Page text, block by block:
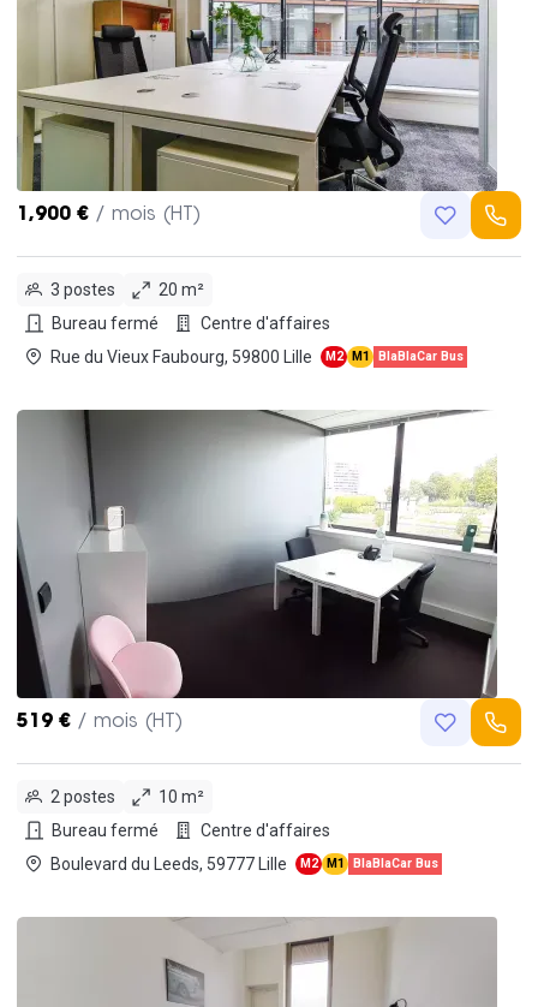
1,900 € / mois (HT)
3 postes
20 m²
Bureau fermé
Centre d'affaires
Rue du Vieux Faubourg, 59800 Lille
M2 M1 BlaBlaCar Bus
519 € / mois (HT)
2 postes
10 m²
Bureau fermé
Centre d'affaires
Boulevard du Leeds, 59777 Lille
M2 M1 BlaBlaCar Bus